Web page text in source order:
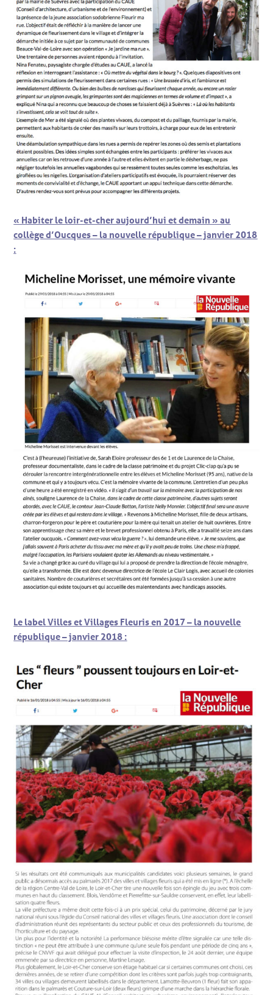
« Habiter le loir-et-cher aujourd’hui et demain » au
collège d’Oucques – la nouvelle république – janvier 2018
:
Le label Villes et Villages Fleuris en 2017 – la nouvelle
république – janvier 2018 :